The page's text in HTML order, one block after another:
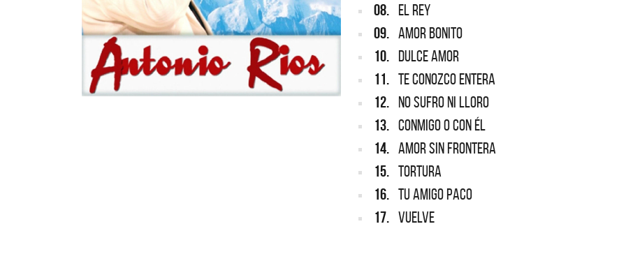
08. EL REY
09. AMOR BONITO
10. DULCE AMOR
11. TE CONOZCO ENTERA
12. NO SUFRO NI LLORO
13. CONMIGO O CON ÉL
14. AMOR SIN FRONTERA
15. TORTURA
16. TU AMIGO PACO
17. VUELVE